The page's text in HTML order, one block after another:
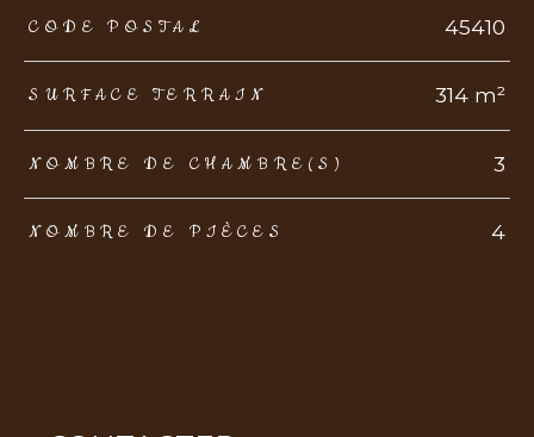
TRAD_ZEPHYR_Caracteristique TRAD_ZEPHYR_Valeurs
CODE POSTAL 45410
SURFACE TERRAIN 314 m²
NOMBRE DE CHAMBRE(S) 3
NOMBRE DE PIÈCES 4